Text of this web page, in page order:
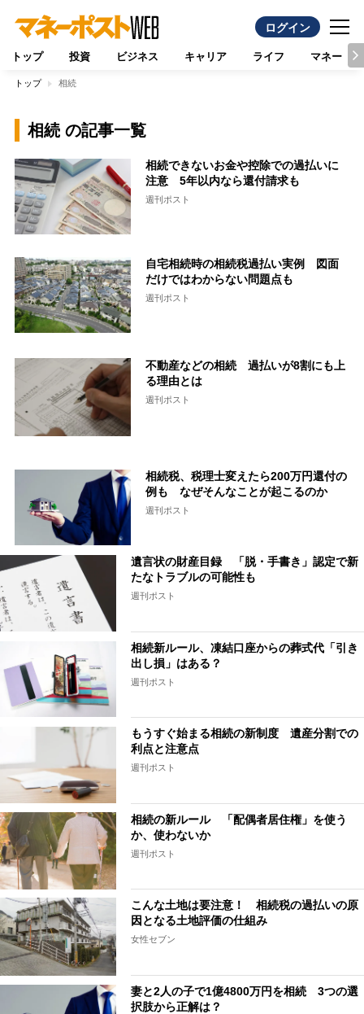
ログイン
トップ 投資 ビジネス キャリア ライフ マネー
トップ 相続
相続 の記事一覧
相続できないお金や控除での過払いに
注意 5年以内なら還付請求も
週刊ポスト
自宅相続時の相続税過払い実例 図面
だけではわからない問題点も
週刊ポスト
不動産などの相続 過払いが8割にも上
る理由とは
週刊ポスト
相続税、税理士変えたら200万円還付の
例も なぜそんなことが起こるのか
週刊ポスト
遺言状の財産目録 「脱・手書き」認定で新
たなトラブルの可能性も
週刊ポスト
相続新ルール、凍結口座からの葬式代「引き
出し損」はある？
週刊ポスト
もうすぐ始まる相続の新制度 遺産分割での
利点と注意点
週刊ポスト
相続の新ルール 「配偶者居住権」を使う
か、使わないか
週刊ポスト
こんな土地は要注意！ 相続税の過払いの原
因となる土地評価の仕組み
女性セブン
妻と2人の子で1億4800万円を相続 3つの選
択肢から正解は？